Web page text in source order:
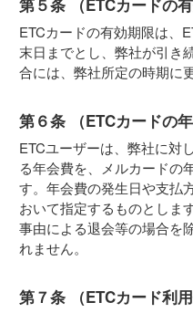
第５条 （ETCカードの有
ETCカードの有効期限は、
末日までとし、弊社が引き
合には、弊社所定の時期に
第６条 （ETCカードの年
ETCユーザーは、弊社に対
る年会費を、メルカードの
す。年会費の発生日や支払
おいて指定するものとしま
事由による退会等の場合を
れません。
第７条 （ETCカード利